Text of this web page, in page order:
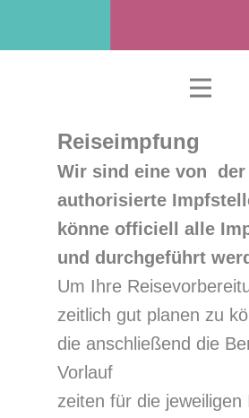
Reiseimpfung
Wir sind eine von der
authorisierte
könne officiell alle
und durchgeführt
Um Ihre
zeitlich gut planen zu
die anschließend die
Vorlauf
zeiten für die jeweiligen